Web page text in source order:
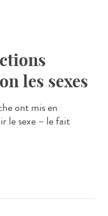
les sexes
ont mis en
le sexe – le fait